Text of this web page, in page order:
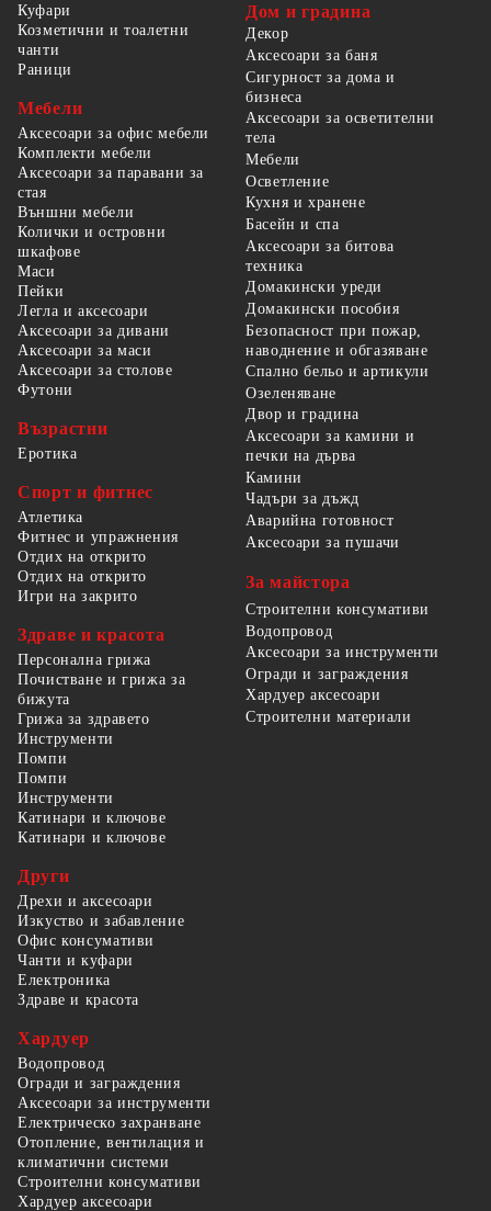
Куфари
Козметични и тоалетни
чанти
Раници
Мебели
Аксесоари за офис мебели
Комплекти мебели
Аксесоари за паравани за
стая
Външни мебели
Колички и островни
шкафове
Маси
Пейки
Легла и аксесоари
Аксесоари за дивани
Аксесоари за маси
Аксесоари за столове
Футони
Възрастни
Еротика
Спорт и фитнес
Атлетика
Фитнес и упражнения
Отдих на открито
Отдих на открито
Игри на закрито
Здраве и красота
Персонална грижа
Почистване и грижа за
бижута
Грижа за здравето
Дом и градина
Декор
Аксесоари за баня
Сигурност за дома и
бизнеса
Аксесоари за осветителни
тела
Мебели
Осветление
Кухня и хранене
Басейн и спа
Аксесоари за битова
техника
Домакински уреди
Домакински пособия
Безопасност при пожар,
наводнение и обгазяване
Спално бельо и артикули
Озеленяване
Двор и градина
Аксесоари за камини и
печки на дърва
Камини
Чадъри за дъжд
Аварийна готовност
Аксесоари за пушачи
За майстора
Строителни консумативи
Водопровод
Аксесоари за инструменти
Огради и заграждения
Хардуер аксесоари
Строителни материали
Инструменти
Помпи
Помпи
Инструменти
Катинари и ключове
Катинари и ключове
Други
Дрехи и аксесоари
Изкуство и забавление
Офис консумативи
Чанти и куфари
Електроника
Здраве и красота
Хардуер
Водопровод
Огради и заграждения
Аксесоари за инструменти
Електрическо захранване
Отопление, вентилация и
климатични системи
Строителни консумативи
Хардуер аксесоари